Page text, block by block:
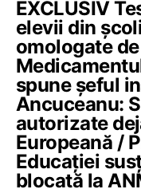
EXCLUSIV
elevii din
omologate
spune șeful
Ancuceanu:
autorizate
Europeană /
Educației
blocată la